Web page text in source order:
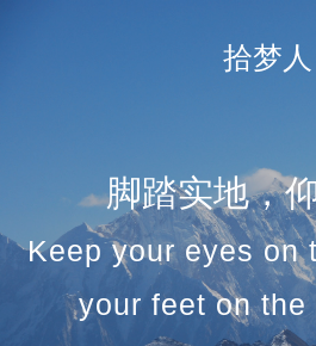
拾梦人
脚踏实地，
Keep your eyes on
your feet on the